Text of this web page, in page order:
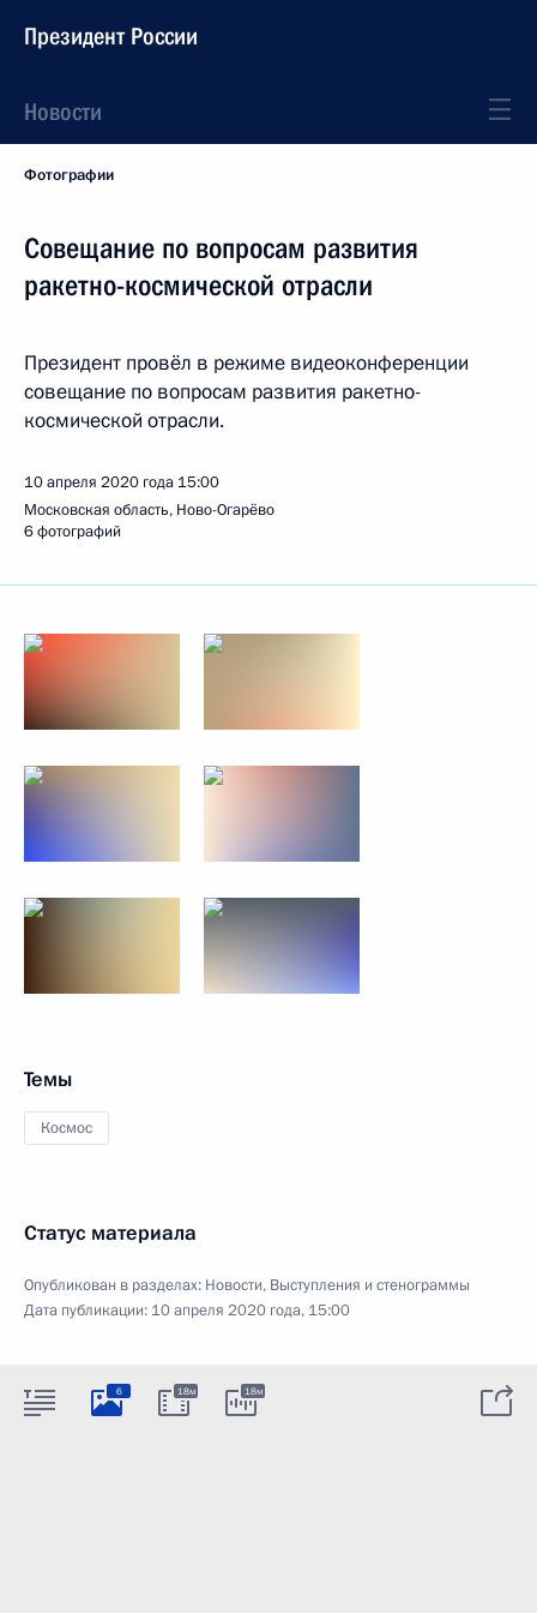
Президент России
Новости
Фотографии
Совещание по вопросам развития
ракетно-космической отрасли
Президент провёл в режиме видеоконференции
совещание по вопросам развития ракетно-
космической отрасли.
10 апреля 2020 года 15:00
Московская область, Ново-Огарёво
6 фотографий
Темы
Космос
Статус материала
Опубликован в разделах: Новости, Выступления и стенограммы
Дата публикации: 10 апреля 2020 года, 15:00
6 18м 18м